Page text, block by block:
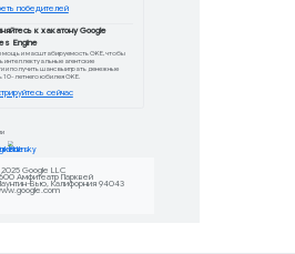
Посмотреть
Присоединяйтесь
интеллектуальные агентские